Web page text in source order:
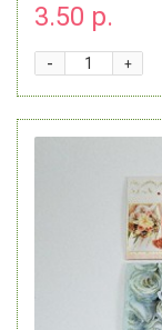
3.50 р.
+
-